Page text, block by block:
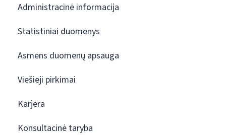
Administracinė informacija
Statistiniai duomenys
Asmens duomenų apsauga
Viešieji pirkimai
Karjera
Konsultacinė taryba